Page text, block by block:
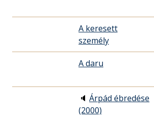
A keresett
személy
A daru
🔈 Árpád ébredése
(2000)